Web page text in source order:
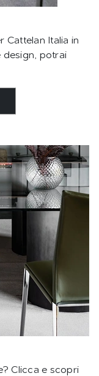
Cattelan Italia in
design, potrai
Clicca e scopri